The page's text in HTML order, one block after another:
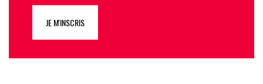
JE M'INSCRIS